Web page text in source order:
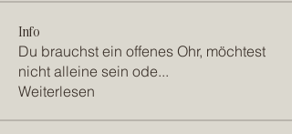
Info
Du brauchst ein offenes Ohr, möchtest
nicht alleine sein ode...
Weiterlesen